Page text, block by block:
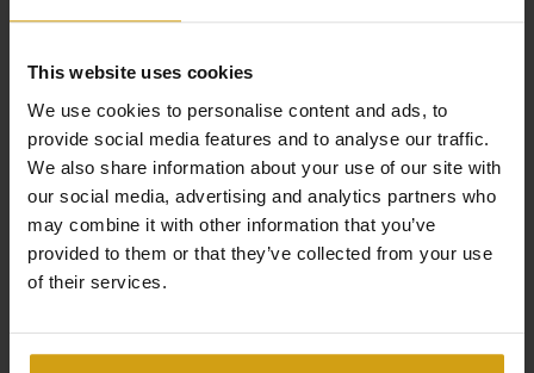
This website uses cookies
We use cookies to personalise content and ads, to
provide social media features and to analyse our traffic.
We also share information about your use of our site with
our social media, advertising and analytics partners who
may combine it with other information that you’ve
provided to them or that they’ve collected from your use
of their services.
Los beneficios de CasaLasDunas
Especializados en obra nueva y edificios existentes.